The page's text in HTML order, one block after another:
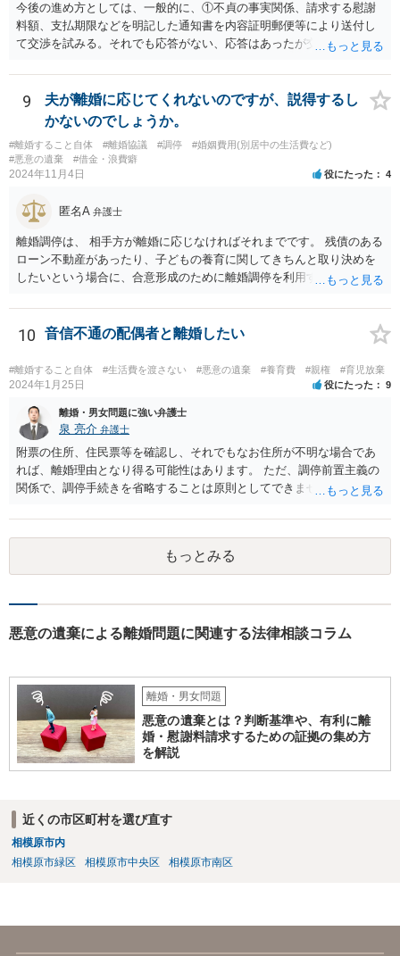
今後の進め方としては、一般的に、①不貞の事実関係、請求する慰謝
料額、支払期限などを明記した通知書を内容証明郵便等により送付し
て交渉を試みる。それでも応答がない、応答はあったが交渉で解決で
なるでしょう。 また、配偶者と別居中で生活費が支払われていないと
いう点については、婚姻費用分担請求調停を申し立てることも有効で
す。 証拠の整理が重要ですので、早めに弁護士へ具体的事情を示して
相談することをお勧めします。
9
夫が離婚に応じてくれないのですが、説得するし
かないのでしょうか。
#離婚すること自体 #離婚協議 #調停
#婚姻費用(別居中の生活費など)
#悪意の遺棄
#借金・浪費癖
2024年11月4日 役にたった 4
匿名A 弁護士
離婚調停は、 相手方が離婚に応じなければそれまでです。 残債のある
ローン不動産があったり、子どもの養育に関してきちんと取り決めを
したいという場合に、合意形成のために離婚調停を利用することは合
いため、 申立てをしても相手方が出頭せず終わってしまったり、 半年
から一年調停をやって徒労に終わるだけといったデメリットの部分が
大きいように思われます。 調停前置主義との関係で、離婚訴訟を見据
えて調停を行う（即不調でも構わない）ということは考えられます
が、ご自身のケースで現状離婚訴訟をしても難しいように思われます
ると主張立証することは困難でしょう。 収入次第でご自身が支払いを
することになる可能性はあります。 物品のやりとりに関してはご自身
による交渉ができていない状態ですので、 婚費の調停の際にお話をさ
れるか、調停外で代理人をたてるなどして交渉を検討されるとよいで
しょう。
10 音信不通の配偶者と離婚したい
#離婚すること自体 #生活費を渡さない #悪意の遺棄 #養育費 #親権 #育児放棄
2024年1月25日 役にたった 9
離婚・男女問題に強い弁護士
泉 亮介 弁護士
附票の住所、住民票等を確認し、それでもなお住所が不明な場合であ
れば、離婚理由となり得る可能性はあります。 ただ、調停前置主義の
関係で、調停手続きを省略することは原則としてできません。また、
を考える必要があるでしょう。 ご自身で対応が難しければ弁護士を立
てた方が良いかと思われます。 調停においては、相手と直接会うとい
うことは基本的にないため、代理人とご本人と裁判所で話をしていく
形となります。
もっとみる
悪意の遺棄による離婚問題に関連する法律相談コラム
離婚・男女問題
悪意の遺棄とは？判断基準や、有利に離
婚・慰謝料請求するための証拠の集め方
を解説
近くの市区町村を選び直す
相模原市内
相模原市緑区
相模原市中央区 相模原市南区